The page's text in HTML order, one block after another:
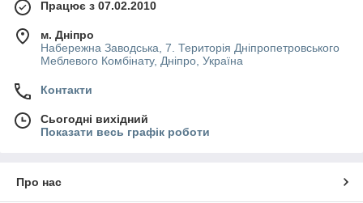
Працює з 07.02.2010
м. Дніпро
Набережна Заводська, 7. Територія Дніпропетровського
Меблевого Комбінату, Дніпро, Україна
Контакти
Сьогодні вихідний
Показати весь графік роботи
Про нас